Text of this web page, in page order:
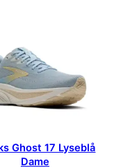
Ghost 17 Lyseblå
Dame